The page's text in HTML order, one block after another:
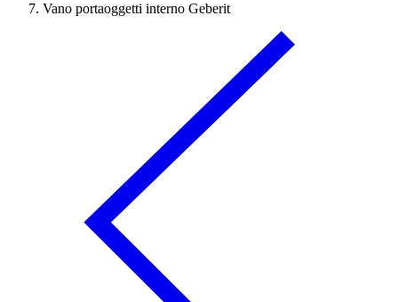
Vano portaoggetti interno Geberit